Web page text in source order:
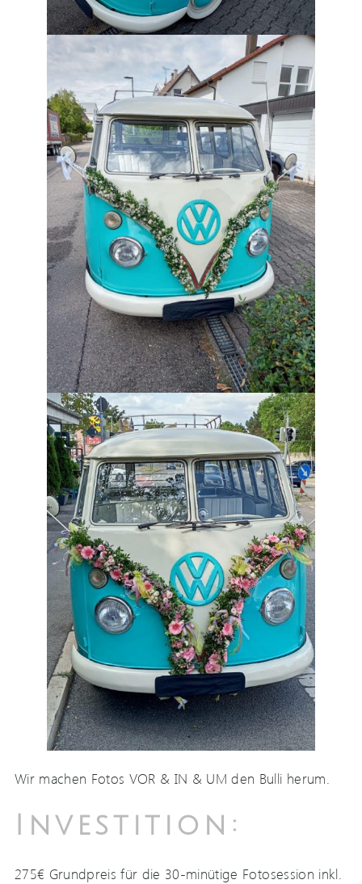
Wir machen Fotos VOR & IN & UM den Bulli herum.
Investition:
275€ Grundpreis für die 30-minütige Fotosession inkl.